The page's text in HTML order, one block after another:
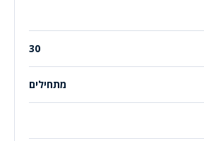
30
מתחילים